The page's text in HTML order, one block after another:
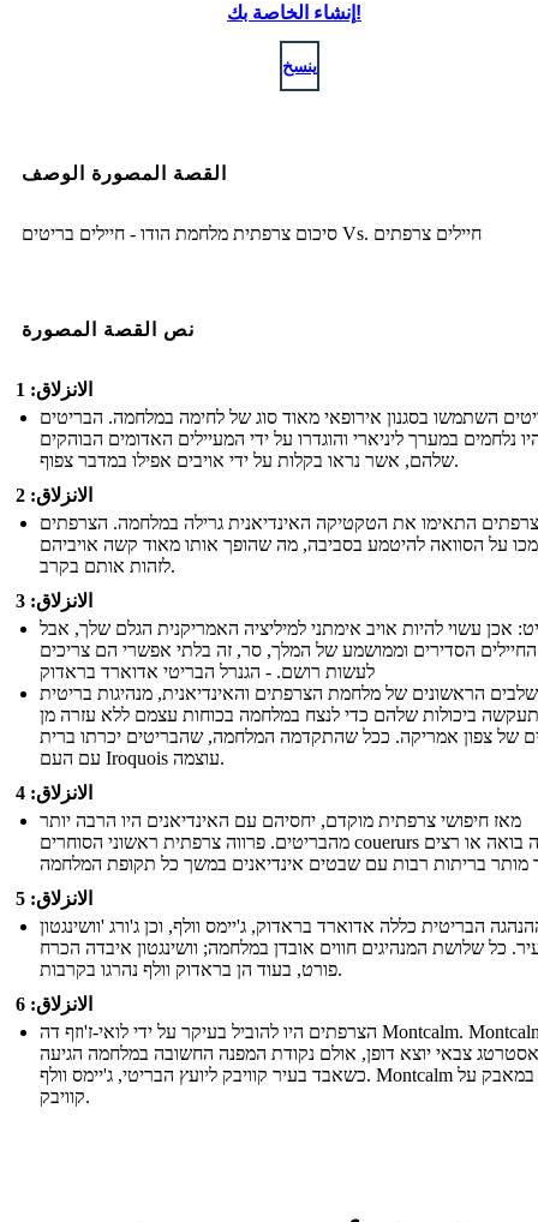
إنشاء الخاصة بك!
ينسخ
القصة المصورة الوصف
סיכום צרפתית מלחמת הודו - חיילים בריטים Vs. חיילים צרפתים
نص القصة المصورة
الانزلاق: 1
השתמשו בסגנון אירופאי מאוד סוג של לחימה במלחמה. הבריטים
נלחמים במערך ליניארי והוגדרו על ידי המעיילים האדומים הבוהקים
שלהם, אשר נראו בקלות על ידי אויבים אפילו במדבר צפוף.
الانزلاق: 2
התאימו את הטקטיקה האינדיאנית גרילה במלחמה. הצרפתים
על הסוואה להיטמע בסביבה, מה שהופך אותו מאוד קשה אויביהם
לזהות אותם בקרב.
الانزلاق: 3
אכן עשוי להיות אויב אימתני למיליציה האמריקנית הגלם שלך, אבל
הסדירים וממושמע של המלך, סר, זה בלתי אפשרי הם צריכים
לעשות רושם. - הגנרל הבריטי אדוארד בראדוק
הראשונים של מלחמת הצרפתים והאינדיאנית, מנהיגות בריטית
ביכולות שלהם כדי לנצח במלחמה בכוחות עצמם ללא עזרה מן
של צפון אמריקה. ככל שהתקדמה המלחמה, שהבריטים יכרתו ברית
עם העם Iroquois עוצמה.
الانزلاق: 4
מאז חיפושי צרפתית מוקדם, יחסיהם עם האינדיאנים היו הרבה יותר
מהבריטים. פרווה צרפתית ראשוני הסוחרים couerurs דה בואה או רצים
الانزلاق: 5
הבריטית כללה אדוארד בראדוק, ג'יימס וולף, וכן ג'ורג 'וושינגטון
כל שלושת המנהיגים חווים אובדן במלחמה; וושינגטון איבדה הכרח
פורט, בעוד הן בראדוק וולף נהרגו בקרבות.
الانزلاق: 6
הצרפתים היו להוביל בעיקר על ידי לואי-ז'וזף דה Montcalm. Montcalm היה
אסטרטג צבאי יוצא דופן, אולם נקודת המפנה החשובה במלחמה הגיעה
כשאבד בעיר קוויבק ליועץ הבריטי, ג'יימס וולף. Montcalm נהרג במאבק על
קוויבק.